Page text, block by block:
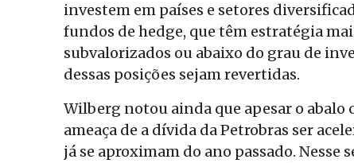
investem em países e setores
fundos de hedge, que têm estratégia
subvalorizados ou abaixo do grau de
dessas posições sejam revertidas.
Wilberg notou ainda que apesar o abalo
ameaça de a dívida da Petrobras ser
já se aproximam do ano passado. Nesse